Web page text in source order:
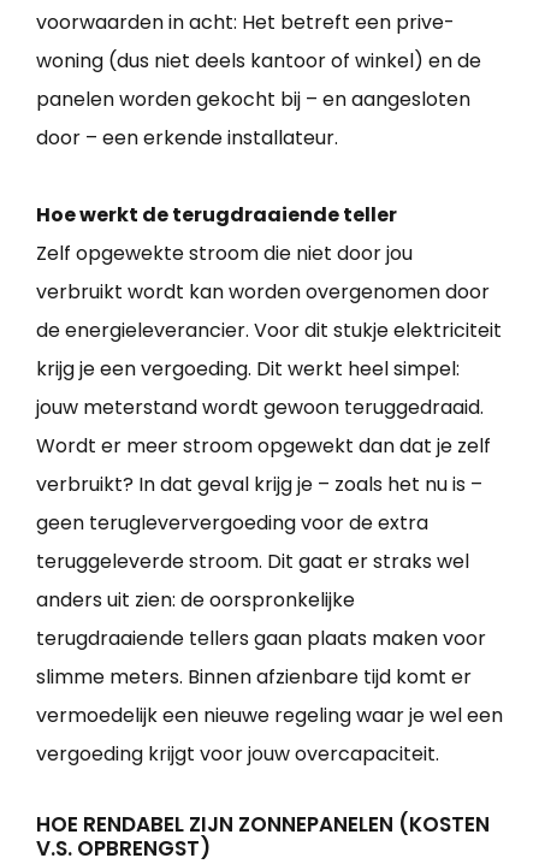
voorwaarden in acht: Het betreft een prive-
woning (dus niet deels kantoor of winkel) en de
panelen worden gekocht bij – en aangesloten
door – een erkende installateur.
Hoe werkt de terugdraaiende teller
Zelf opgewekte stroom die niet door jou
verbruikt wordt kan worden overgenomen door
de energieleverancier. Voor dit stukje elektriciteit
krijg je een vergoeding. Dit werkt heel simpel:
jouw meterstand wordt gewoon teruggedraaid.
Wordt er meer stroom opgewekt dan dat je zelf
verbruikt? In dat geval krijg je – zoals het nu is –
geen terugleververgoeding voor de extra
teruggeleverde stroom. Dit gaat er straks wel
anders uit zien: de oorspronkelijke
terugdraaiende tellers gaan plaats maken voor
slimme meters. Binnen afzienbare tijd komt er
vermoedelijk een nieuwe regeling waar je wel een
vergoeding krijgt voor jouw overcapaciteit.
HOE RENDABEL ZIJN ZONNEPANELEN (KOSTEN
V.S. OPBRENGST)